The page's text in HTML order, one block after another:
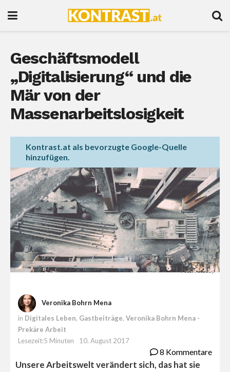
Geschäftsmodell
„Digitalisierung“ und die
Mär von der
Massenarbeitslosigkeit
Kontrast.at als bevorzugte Google-Quelle
hinzufügen.
Foto: Pixabay
Veronika Bohrn Mena
in Digitales Leben, Gastbeiträge, Veronika Bohrn Mena -
Prekäre Arbeit
Lesezeit:5 Minuten
10. August 2017
8 Kommentare
Unsere Arbeitswelt verändert sich, das hat sie